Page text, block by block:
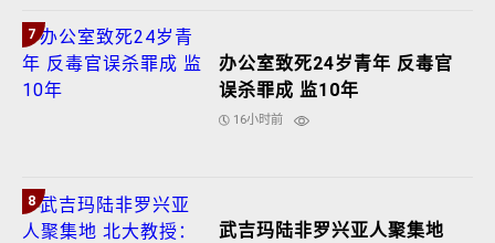
7
办公室致死24岁青年 反毒官
误杀罪成 监10年
16小时前
8
武吉玛陆非罗兴亚人聚集地